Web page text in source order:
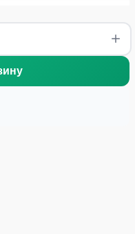
здоровье дыхательных
успокаивающим
для вечернего чаепития,
сна.
залейте один пакетик 200
5-7 минут.
оздоравливающим эффектом.